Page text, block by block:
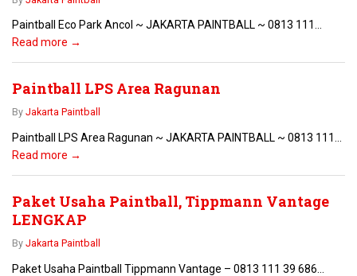
Paintball Eco Park Ancol ~ JAKARTA PAINTBALL ~ 0813 111...
Read more →
Paintball LPS Area Ragunan
By Jakarta Paintball
Paintball LPS Area Ragunan ~ JAKARTA PAINTBALL ~ 0813 111...
Read more →
Paket Usaha Paintball, Tippmann Vantage
LENGKAP
By Jakarta Paintball
Paket Usaha Paintball Tippmann Vantage – 0813 111 39 686...